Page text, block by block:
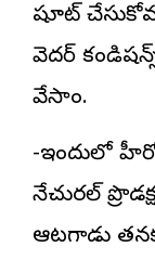
షూట్
వెదర్
వేసాం.
-ఇందులో
నేచురల్
ఆటగాడు